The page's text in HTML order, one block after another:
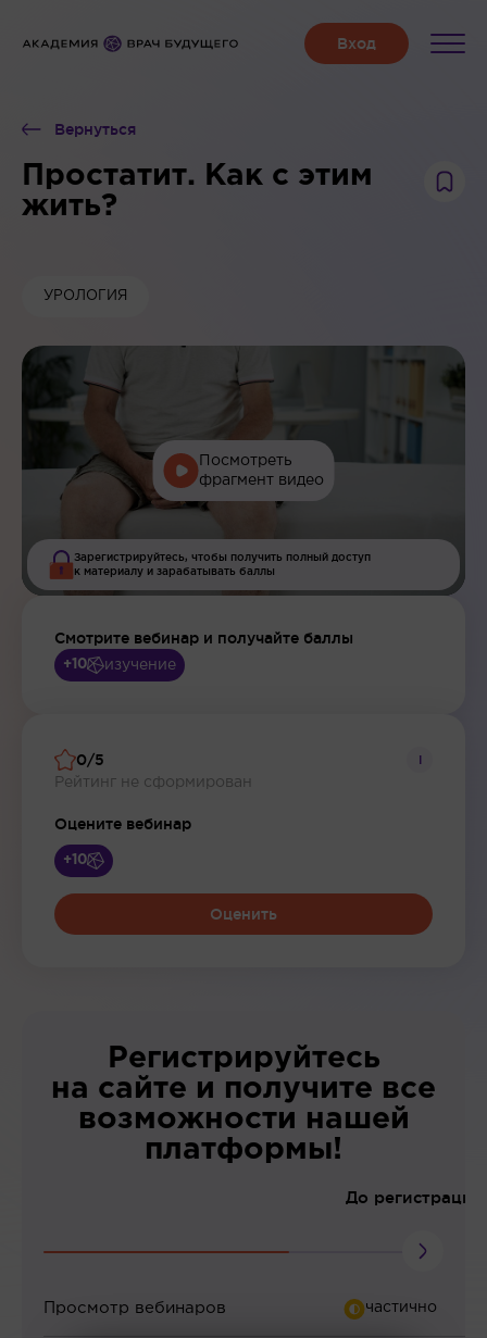
Вернуться
Простатит. Как с этим
жить?
УРОЛОГИЯ
Посмотреть
фрагмент видео
Зарегистрируйтесь, чтобы получить полный доступ
к материалу и зарабатывать баллы
Смотрите вебинар и получайте баллы
+10 изучение
0/5
Рейтинг не сформирован
i
Оцените вебинар
+10
Оценить
Регистрируйтесь
на сайте и получите все
возможности нашей
платформы!
До регистрации
Просмотр вебинаров